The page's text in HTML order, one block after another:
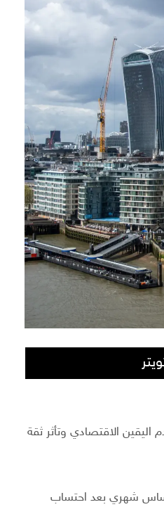
الاقتصادي وتأثر ثقة
أساس شهري بعد احتساب